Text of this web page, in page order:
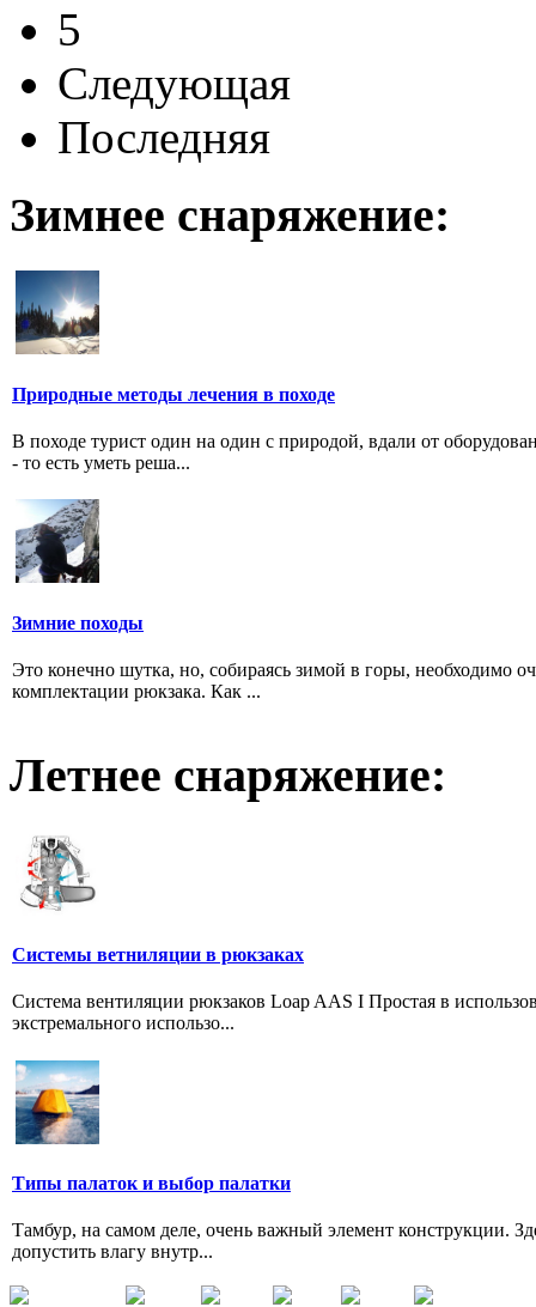
5
Следующая
Последняя
Зимнее снаряжение:
Природные методы лечения в походе
В походе турист один на один с природой, вдали от
- то есть уметь реша...
Зимние походы
Это конечно шутка, но, собираясь зимой в горы, необходимо
комплектации рюкзака. Как ...
Летнее снаряжение:
Системы ветниляции в рюкзаках
Система вентиляции рюкзаков Loap AAS I Простая в
экстремального использо...
Типы палаток и выбор палатки
Тамбур, на самом деле, очень важный элемент конструкции.
допустить влагу внутр...